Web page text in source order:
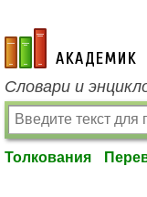
academic.ru
Словари и
Толкования